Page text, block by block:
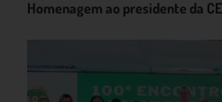
Homenagem ao presidente da